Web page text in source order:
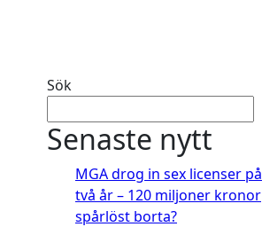
Sök
Senaste nytt
MGA drog in sex licenser på
två år – 120 miljoner kronor
spårlöst borta?